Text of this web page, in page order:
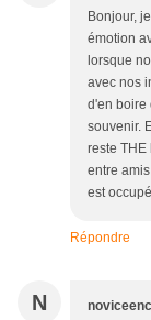
Bonjour,
émotion
lorsque
avec nos
d'en boire
souvenir.
reste THE
entre
est
Répondre
N